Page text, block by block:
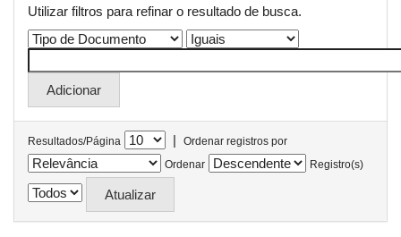
Utilizar filtros para refinar o resultado de busca.
Resultados/Página |
Ordenar registros por
Ordenar
Registro(s)